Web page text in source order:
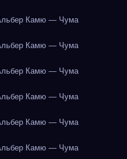
Камю — Чума
Камю — Чума
Камю — Чума
Камю — Чума
Камю — Чума
Камю — Чума